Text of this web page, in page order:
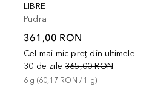
LIBRE
Pudra
361,00 RON
Cel mai mic preț din ultimele
30 de zile 365,00 RON
6 g (60,17 RON / 1 g)